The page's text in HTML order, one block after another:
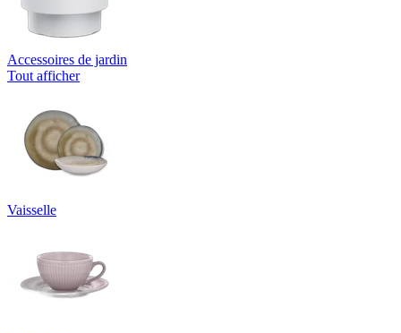
Accessoires de jardin
Tout afficher
Vaisselle